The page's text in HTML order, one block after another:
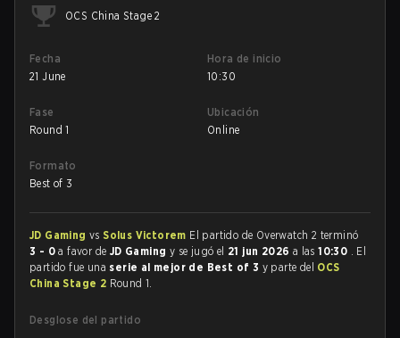
OCS China Stage 2
Fecha
21 June
Hora de inicio
10:30
Fase
Round 1
Ubicación
Online
Formato
Best of 3
JD Gaming vs Solus Victorem El partido de Overwatch 2 terminó
3 - 0 a favor de JD Gaming y se jugó el 21 jun 2026 a las10:30 . El
partido fue una serie al mejor de Best of 3 y parte del OCS
China Stage 2 Round 1.
Desglose del partido